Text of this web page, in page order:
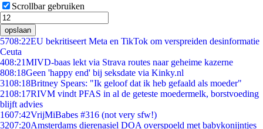
Scrollbar gebruiken
opslaan
5708:22EU bekritiseert Meta en TikTok om verspreiden desinformatie
Ceuta
408:21MIVD-baas lekt via Strava routes naar geheime kazerne
808:18Geen 'happy end' bij seksdate via Kinky.nl
3108:18Britney Spears: "Ik geloof dat ik heb gefaald als moeder"
2108:17RIVM vindt PFAS in al de geteste moedermelk, borstvoeding
blijft advies
1607:42VrijMiBabes #316 (not very sfw!)
3207:20Amsterdams dierenasiel DOA overspoeld met babykonijntjes